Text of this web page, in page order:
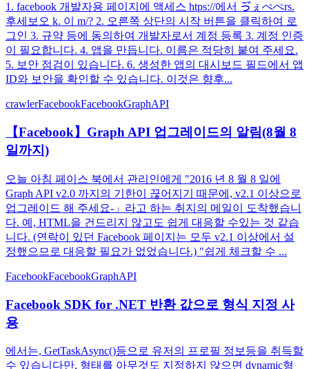
1. facebook 개발자용 페이지에 액세스 htps://에서 ゔぇぺぺrs.
후세보오 k. 이 m/? 2. 오른쪽 상단의 시작 버튼을 클릭하여 로
그인 3. 규약 등에 동의하여 개발자로서 계정 등록 3. 계정 인증
이 필요합니다. 4. 앱을 만듭니다. 이름은 적당히 붙여 주세요.
5. 보안 점검이 있습니다. 6. 생성한 앱의 대시보드 필드에서 앱
ID와 보안을 확인할 수 있습니다. 이것은 향후...
crawlerFacebookFacebookGraphAPI
【Facebook】Graph API 업그레이드의 알림(8월 8
일까지)
오늘 아침 페이스 북에서 관리인에게 "2016 년 8 월 8 일에
Graph API v2.0 까지의 기한이 끊어지기 때문에, v2.1 이상으로
업그레이드 해 주세요-」라고 하는 취지의 메일이 도착했습니
다. 예, HTML을 건드리지 않고도 쉽게 대응할 수있는 것 같습
니다. (연락이 있던 Facebook 페이지는 모두 v2.1 이상에서 설
정했으므로 대응할 필요가 없었습니다.) "쉽게 체크할 수 ...
FacebookFacebookGraphAPI
Facebook SDK for .NET 반환 값으로 형식 지정 사
용
에서는, GetTaskAsync()등으로 유저의 프로필 정보등을 취득할
수 있습니다만, 형태를 아무것도 지정하지 않으면 dynamic형